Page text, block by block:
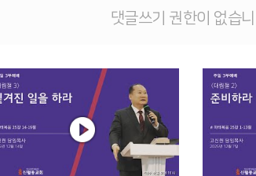
댓글쓰기 권한이 없습